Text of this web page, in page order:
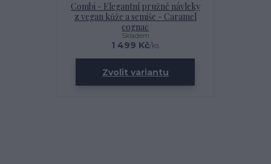
Combi - Elegantní pružné návleky
z vegan kůže a semiše - Caramel
cognac
1 499 Kč/ks
Skladem
Zvolit variantu